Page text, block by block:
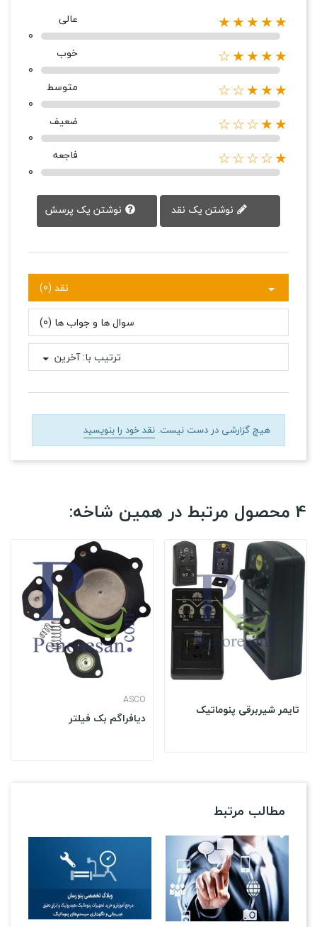
★★★★★
عالی
0
★★★★☆
خوب
0
★★★☆☆
متوسط
0
★★☆☆☆
ضعیف
0
★☆☆☆☆
فاجعه
0
نوشتن یک پرسش
نقد (0)
سوال ها و جواب ها (0)
ترتیب با:آخرین
هیچ گزارشی در دست نیست. نقد خود را بنویسید
4 محصول مرتبط در همین شاخه:
ASCO
دیافراگم بک فیلتر تایمر شیربرقی پنوماتیک
مطالب مرتبط